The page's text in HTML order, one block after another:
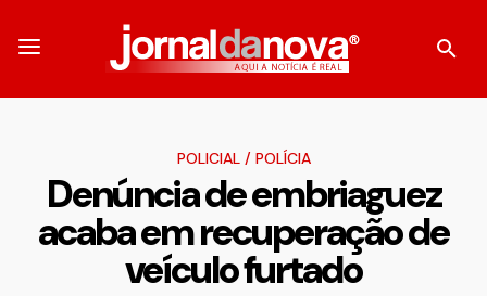
POLICIAL/ POLÍCIA
Denúncia de embriaguez
acaba em recuperação de
veículo furtado